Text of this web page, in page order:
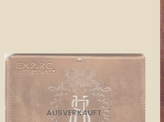
AUSVERKAUFT